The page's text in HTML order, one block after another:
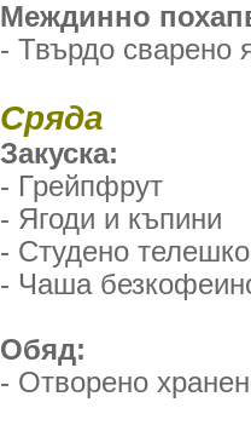
Междинно
- Твърдо сварено
Сряда
Закуска:
- Грейпфрут
- Ягоди и къпини
- Студено
- Чаша
Обяд:
- Отворено